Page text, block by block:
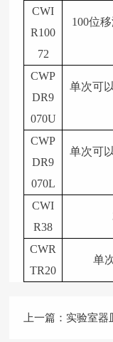
CWI
R100
72
100位
CWP
DR9
070U
单次可
CWP
DR9
070L
单次可
CWI
R38
CWR
TR20
单
上一篇： 实验室器